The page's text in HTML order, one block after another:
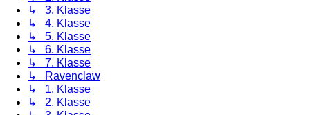
↳ 3. Klasse
↳ 4. Klasse
↳ 5. Klasse
↳ 6. Klasse
↳ 7. Klasse
↳ Ravenclaw
↳ 1. Klasse
↳ 2. Klasse